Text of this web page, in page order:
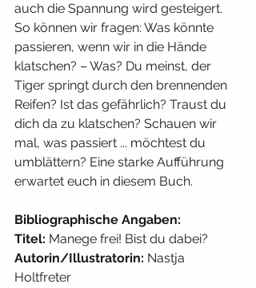
auch die Spannung wird gesteigert.
So können wir fragen: Was könnte
passieren, wenn wir in die Hände
klatschen? – Was? Du meinst, der
Tiger springt durch den brennenden
Reifen? Ist das gefährlich? Traust du
dich da zu klatschen? Schauen wir
mal, was passiert ... möchtest du
umblättern? Eine starke Aufführung
erwartet euch in diesem Buch.
Bibliographische Angaben:
Titel: Manege frei! Bist du dabei?
Autorin/Illustratorin: Nastja
Holtfreter